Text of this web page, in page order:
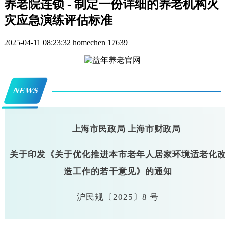
养老院连锁 - 制定一份详细的养老机构火
灾应急演练评估标准
2025-04-11 08:23:32 homechen 17639
NEWS
上海市民政局 上海市财政局
关于印发《关于优化推进本市老年人居家环境适老化
造工作的若干意见》的通知
沪民规〔2025〕8 号